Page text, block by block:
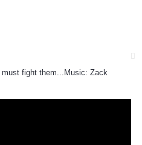
fight them...Music: Zack